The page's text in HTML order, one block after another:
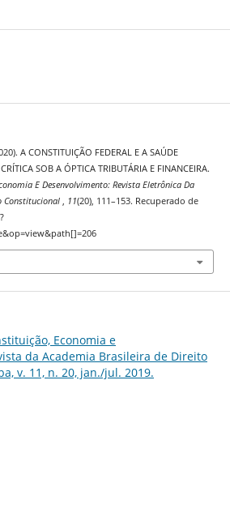
A CONSTITUIÇÃO FEDERAL E A SAÚDE
SOB A ÓPTICA TRIBUTÁRIA E FINANCEIRA.
E Desenvolvimento: Revista Eletrônica Da
Constitucional , 11(20), 111–153. Recuperado de
Economia e
da Academia Brasileira de Direito
v. 11, n. 20, jan./jul. 2019.